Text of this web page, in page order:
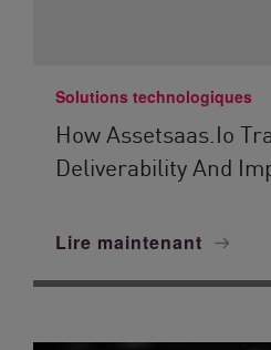
Solutions technologiques
How Assetsaas.io
Deliverability And
Lire maintenant